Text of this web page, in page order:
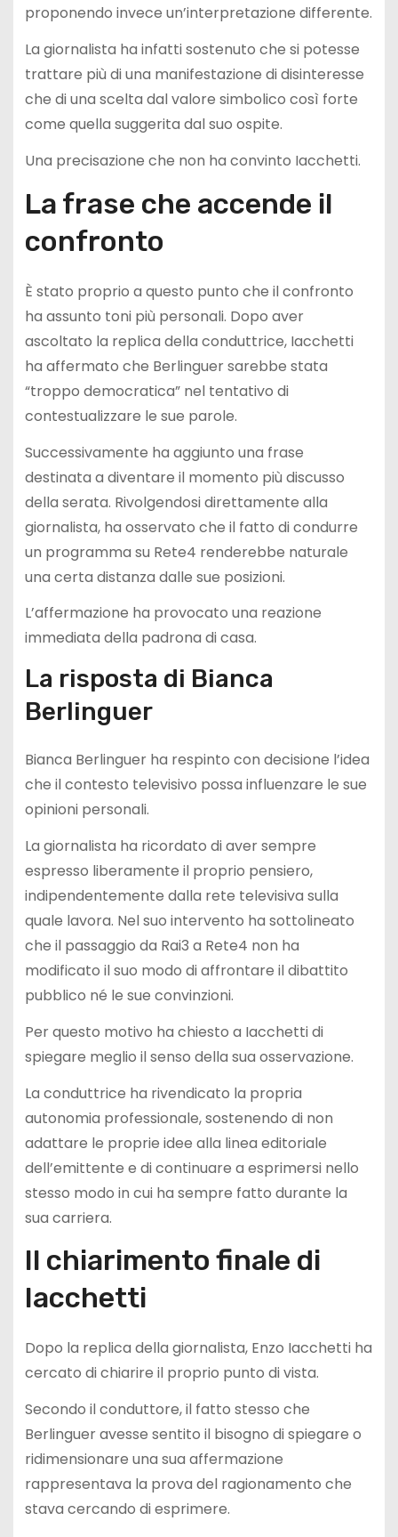
proponendo invece un’interpretazione differente.
La giornalista ha infatti sostenuto che si potesse
trattare più di una manifestazione di disinteresse
che di una scelta dal valore simbolico così forte
come quella suggerita dal suo ospite.
Una precisazione che non ha convinto Iacchetti.
La frase che accende il
confronto
È stato proprio a questo punto che il confronto
ha assunto toni più personali. Dopo aver
ascoltato la replica della conduttrice, Iacchetti
ha affermato che Berlinguer sarebbe stata
“troppo democratica” nel tentativo di
contestualizzare le sue parole.
Successivamente ha aggiunto una frase
destinata a diventare il momento più discusso
della serata. Rivolgendosi direttamente alla
giornalista, ha osservato che il fatto di condurre
un programma su Rete4 renderebbe naturale
una certa distanza dalle sue posizioni.
L’affermazione ha provocato una reazione
immediata della padrona di casa.
La risposta di Bianca
Berlinguer
Bianca Berlinguer ha respinto con decisione l’idea
che il contesto televisivo possa influenzare le sue
opinioni personali.
La giornalista ha ricordato di aver sempre
espresso liberamente il proprio pensiero,
indipendentemente dalla rete televisiva sulla
quale lavora. Nel suo intervento ha sottolineato
che il passaggio da Rai3 a Rete4 non ha
modificato il suo modo di affrontare il dibattito
pubblico né le sue convinzioni.
Per questo motivo ha chiesto a Iacchetti di
spiegare meglio il senso della sua osservazione.
La conduttrice ha rivendicato la propria
autonomia professionale, sostenendo di non
adattare le proprie idee alla linea editoriale
dell’emittente e di continuare a esprimersi nello
stesso modo in cui ha sempre fatto durante la
sua carriera.
Il chiarimento finale di
Iacchetti
Dopo la replica della giornalista, Enzo Iacchetti ha
cercato di chiarire il proprio punto di vista.
Secondo il conduttore, il fatto stesso che
Berlinguer avesse sentito il bisogno di spiegare o
ridimensionare una sua affermazione
rappresentava la prova del ragionamento che
stava cercando di esprimere.